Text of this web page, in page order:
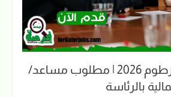
وظائف بنك الخرطوم 2026 | مطلوب مساعد/
بالرئاسة